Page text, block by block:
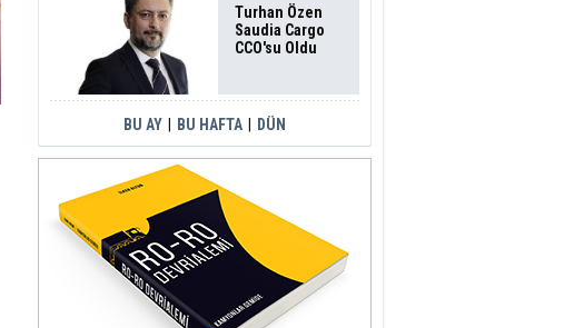
Turhan Özen
Saudia Cargo
CCO'su Oldu
BU AY BU HAFTA DÜN